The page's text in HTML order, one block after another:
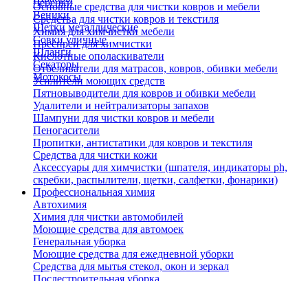
Черенки
Веники
Щетки металлические
Совки уличные
Шланги
Секаторы
Мотокосы
Основные средства для чистки ковров и мебели
Средства для чистки ковров и текстиля
Химия для химчистки мебели
Преспреи для химчистки
Кислотные ополаскиватели
Отбеливатели для матрасов, ковров, обивки мебели
Усилители моющих средств
Пятновыводители для ковров и обивки мебели
Удалители и нейтрализаторы запахов
Шампуни для чистки ковров и мебели
Пеногасители
Пропитки, антистатики для ковров и текстиля
Средства для чистки кожи
Аксессуары для химчистки (шпателя, индикаторы ph,
скребки, распылители, щетки, салфетки, фонарики)
Профессиональная химия
Автохимия
Химия для чистки автомобилей
Моющие средства для автомоек
Генеральная уборка
Моющие средства для ежедневной уборки
Средства для мытья стекол, окон и зеркал
Послестроительная уборка